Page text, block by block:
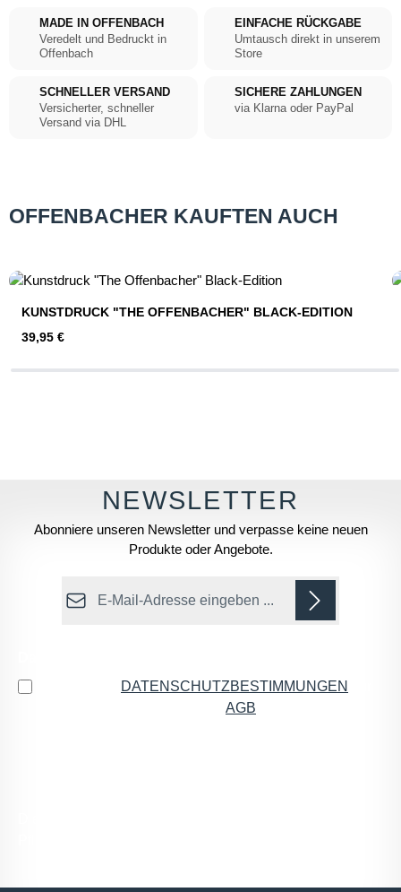
MADE IN OFFENBACH
Veredelt und Bedruckt in
Offenbach
EINFACHE RÜCKGABE
Umtausch direkt in unserem
Store
SCHNELLER VERSAND
Versicherter, schneller
Versand via DHL
SICHERE ZAHLUNGEN
via Klarna oder PayPal
OFFENBACHER KAUFTEN AUCH
KUNSTDRUCK "THE OFFENBACHER" BLACK-EDITION
Regulärer Preis:
39,95 €
Abonniere unseren Newsletter und verpasse keine neuen
Produkte oder Angebote.
E-Mail-Adresse*
DATENSCHUTZBESTIMMUNGEN
AGB